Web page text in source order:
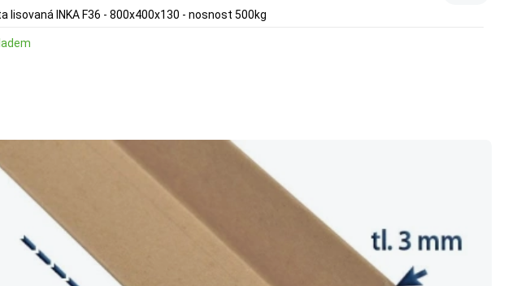
lisovaná INKA F36 - 800x400x130 - nosnost 500kg